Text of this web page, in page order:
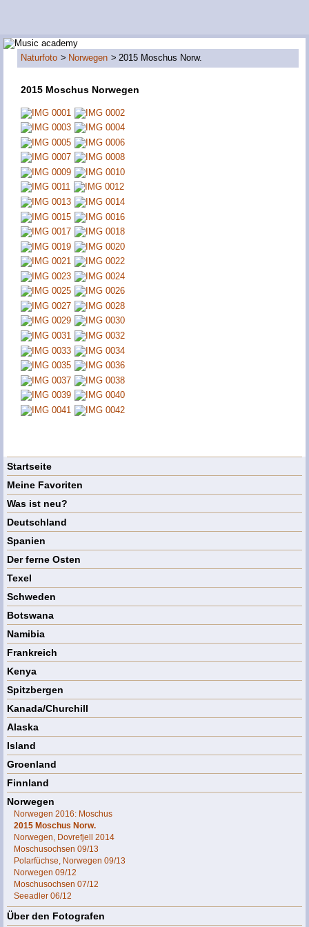
Naturfoto Norwegen 2015 Moschus Norw.
2015 Moschus Norwegen
Startseite
Meine Favoriten
Was ist neu?
Deutschland
Spanien
Der ferne Osten
Texel
Schweden
Botswana
Namibia
Frankreich
Kenya
Spitzbergen
Kanada/Churchill
Alaska
Island
Groenland
Finnland
Norwegen
Norwegen 2016: Moschus
2015 Moschus Norw.
Norwegen, Dovrefjell 2014
Moschusochsen 09/13
Polarfüchse, Norwegen 09/13
Norwegen 09/12
Moschusochsen 07/12
Seeadler 06/12
Über den Fotografen